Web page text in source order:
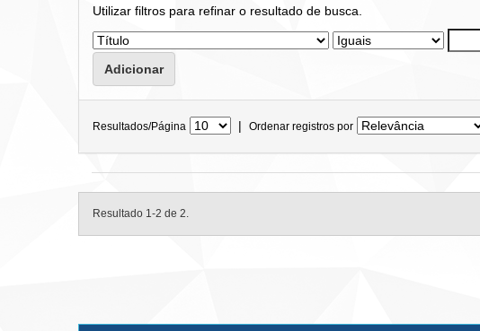
Utilizar filtros para refinar o resultado de busca.
Resultados/Página | Ordenar registros por
Resultado 1-2 de 2.